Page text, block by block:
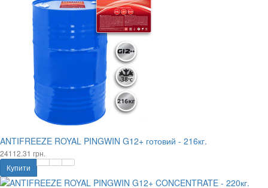
ANTIFREEZE ROYAL PINGWIN G12+ готовий - 216кг.
24112.31 грн.
Купити